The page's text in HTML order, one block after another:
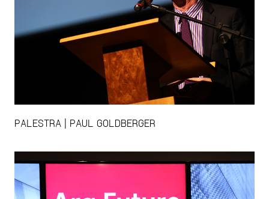
PALESTRA | PAUL GOLDBERGER